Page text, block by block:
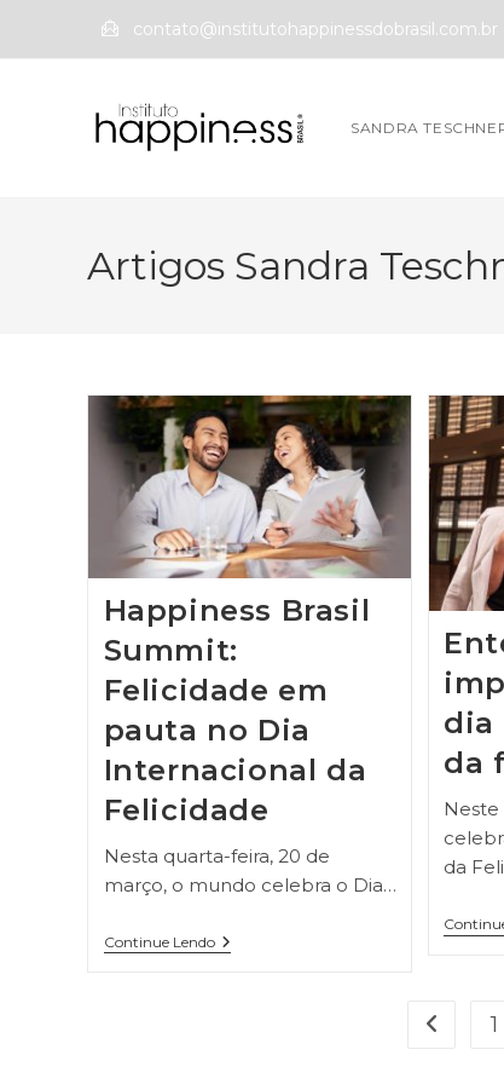
contato@institutohappinessdobrasil.com.br
SANDRA
Artigos Sandra
Happiness Brasil
Summit:
Felicidade em
pauta no Dia
Internacional da
Felicidade
Nesta quarta-feira, 20 de
março, o mundo celebra o Dia…
Continue Lendo
dia
da
Neste
da
1